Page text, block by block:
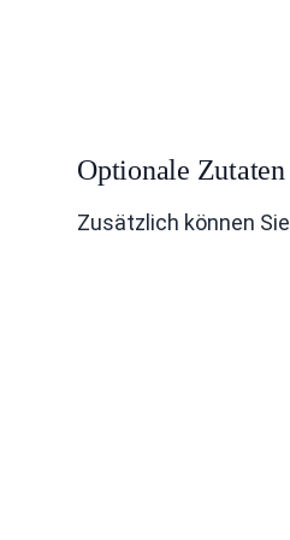
Optionale
Zusätzlich können